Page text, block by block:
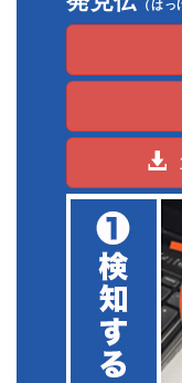
USBロック時の
おくとパス
れています。
おくとパス
れています。
おくとパス
おくとパス
ています。
2024.12.25
年末年始の業務
１２月２７日
１月６日（月）
（はっ